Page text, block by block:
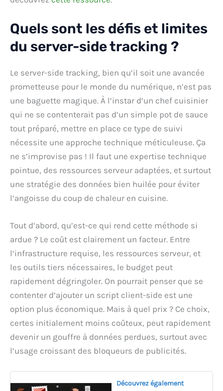
Quels sont les défis et limites
du server-side tracking ?
Le server-side tracking, bien qu’il soit une avancée
prometteuse pour le monde du numérique, n’est pas
une baguette magique. À l’instar d’un chef cuisinier
qui ne se contenterait pas d’un simple pot de sauce
tout préparé, mettre en place ce type de suivi
nécessite une approche technique méticuleuse. Ça
ne s’improvise pas ! Il faut une expertise technique
pointue, des ressources serveur adaptées, et surtout
une stratégie des données bien huilée pour éviter
l’angoisse du coup de chaleur en cuisine.
Tout d’abord, qu’est-ce qui rend cette méthode si
ardue ? Le coût est clairement un facteur. Entre
l’infrastructure requise, les ressources serveur, et
les outils tiers nécessaires, le budget peut
rapidement dégringoler. On pourrait penser que se
contenter d’ajouter un script client-side est une
option plus économique. Mais à quel prix ? Ce choix,
certes initialement moins coûteux, peut rapidement
devenir un gouffre à données perdues, surtout avec
l’usage croissant des bloqueurs de publicités.
Découvrez également